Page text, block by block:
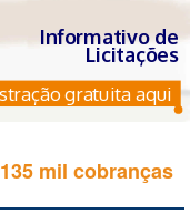
Informativo de
Licitações
gratuita aqui
mil cobranças